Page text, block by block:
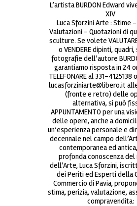
L’artista BURDON Edward
XIV
Luca Sforzini Arte : Stime
Valutazioni – Quotazioni di
sculture. Se volete
o VENDERE dipinti,
fotografie dell’autore
garantiamo risposta in 24
TELEFONARE al 331-4125138
lucasforziniarte@libero.it
(fronte e retro) delle
alternativa, si può
APPUNTAMENTO per una
delle opere, anche a
un’esperienza personale e
decennale nel campo
contemporanea ed
profonda conoscenza del
dell’Arte, Luca Sforzini,
dei Periti ed Esperti della
Commercio di Pavia,
stima, perizia, valutazione,
compravendita: